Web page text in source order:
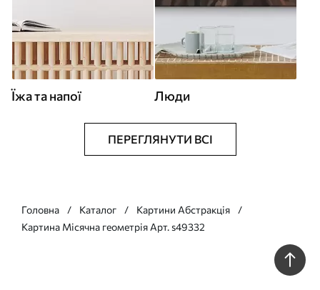
Їжа та напої Люди
ПЕРЕГЛЯНУТИ ВСІ
Головна Каталог
Картини Абстракція
Картина Місячна геометрія Арт. s49332